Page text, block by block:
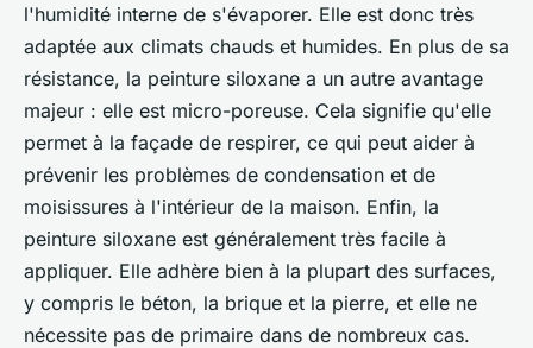
l'humidité interne de s'évaporer. Elle est donc très
adaptée aux climats chauds et humides. En plus de sa
résistance, la peinture siloxane a un autre avantage
majeur : elle est micro-poreuse. Cela signifie qu'elle
permet à la façade de respirer, ce qui peut aider à
prévenir les problèmes de condensation et de
moisissures à l'intérieur de la maison. Enfin, la
peinture siloxane est généralement très facile à
appliquer. Elle adhère bien à la plupart des surfaces,
y compris le béton, la brique et la pierre, et elle ne
nécessite pas de primaire dans de nombreux cas.